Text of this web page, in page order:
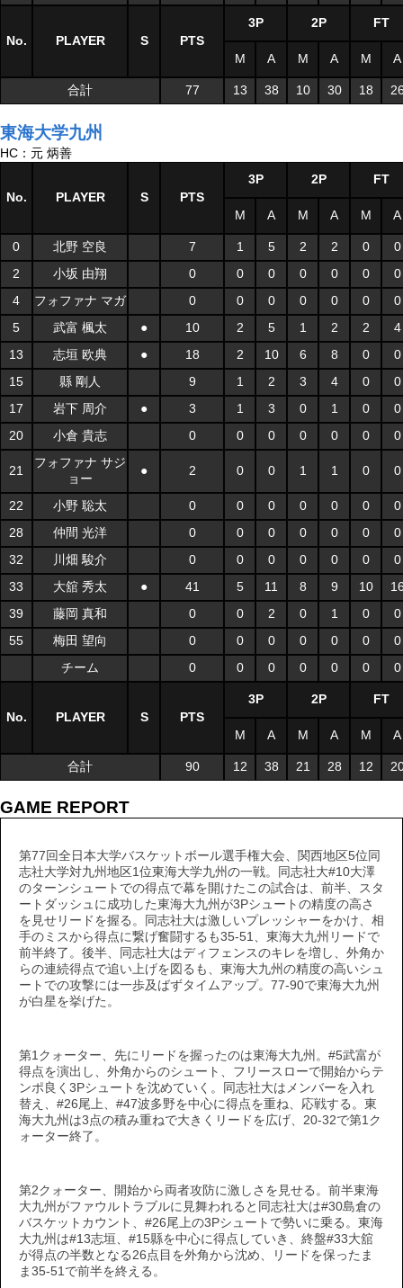
No. PLAYER S PTS
3P 2P FT
M A M A M A
合計 77 13 38 10 30 18
東海大学九州
HC：元 炳善
No. PLAYER S PTS
3P 2P FT
M A M A M A
0 北野 空良 7 1 5 2 2 0
0
2
小坂 由翔 0 0 0 0 0 0
0
4
フォファナ マガ 0 0 0 0 0 0
0
5
武富 楓太 ● 10 2 5 1 2 2
4
13
志垣 欧典 ● 18 2 10 6 8 0
0
15
縣 剛人 9 1 2 3 4 0
0
17
岩下 周介 ● 3 1 3 0 1 0
0
20
小倉 貴志 0 0 0 0 0 0 0
21
フォファナ サジ
ョー
● 2 0 0 1 1 0 0
22 小野 聡太 0 0 0 0 0 0
0
28
仲間 光洋 0 0 0 0 0 0
0
32
川畑 駿介 0 0 0 0 0 0
0
33
大舘 秀太 ● 41 5 11 8 9 10
39
藤岡 真和 0 0 2 0 1 0
0
55
梅田 望向 0 0 0 0 0 0
0
チーム
0 0 0 0 0 0 0
No. PLAYER S PTS
3P 2P FT
M A M A M A
合計 90 12 38 21 28 12
GAME REPORT
第77回全日本大学バスケットボール選手権大会、関西地区5位同
志社大学対九州地区1位東海大学九州の一戦。同志社大#10大澤
のターンシュートでの得点で幕を開けたこの試合は、前半、スタ
ートダッシュに成功した東海大九州が3Pシュートの精度の高さ
を見せリードを握る。同志社大は激しいプレッシャーをかけ、相
手のミスから得点に繋げ奮闘するも35-51、東海大九州リードで
前半終了。後半、同志社大はディフェンスのキレを増し、外角か
らの連続得点で追い上げを図るも、東海大九州の精度の高いシュ
ートでの攻撃には一歩及ばずタイムアップ。77-90で東海大九州
が白星を挙げた。
第1クォーター、先にリードを握ったのは東海大九州。#5武富が
得点を演出し、外角からのシュート、フリースローで開始からテ
ンポ良く3Pシュートを沈めていく。同志社大はメンバーを入れ
替え、#26尾上、#47波多野を中心に得点を重ね、応戦する。東
海大九州は3点の積み重ねで大きくリードを広げ、20-32で第1ク
ォーター終了。
第2クォーター、開始から両者攻防に激しさを見せる。前半東海
大九州がファウルトラブルに見舞われると同志社大は#30島倉の
バスケットカウント、#26尾上の3Pシュートで勢いに乗る。東海
大九州は#13志垣、#15縣を中心に得点していき、終盤#33大舘
が得点の半数となる26点目を外角から沈め、リードを保ったま
ま35-51で前半を終える。